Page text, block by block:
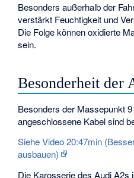
Besonders außerhalb der
verstärkt Feuchtigkeit und
Die Folge können oxidierte
sein.
Besonderheit der
Besonders der Massepunkt
angeschlossene Kabel sind
Siehe Video 20:47min
ausbauen)
Die Karosserie des Audi